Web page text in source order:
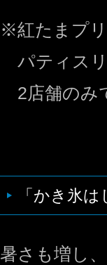
※紅たまプ
パティス
2店舗のみ
「かき氷は
暑さも増し